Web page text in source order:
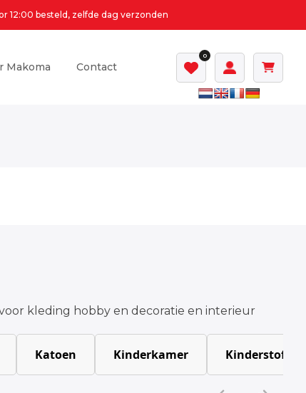
12:00 besteld, zelfde dag verzonden
Makoma Contact
0
kleding hobby en decoratie en interieur
Katoen Kinderkamer Kinderstoffen